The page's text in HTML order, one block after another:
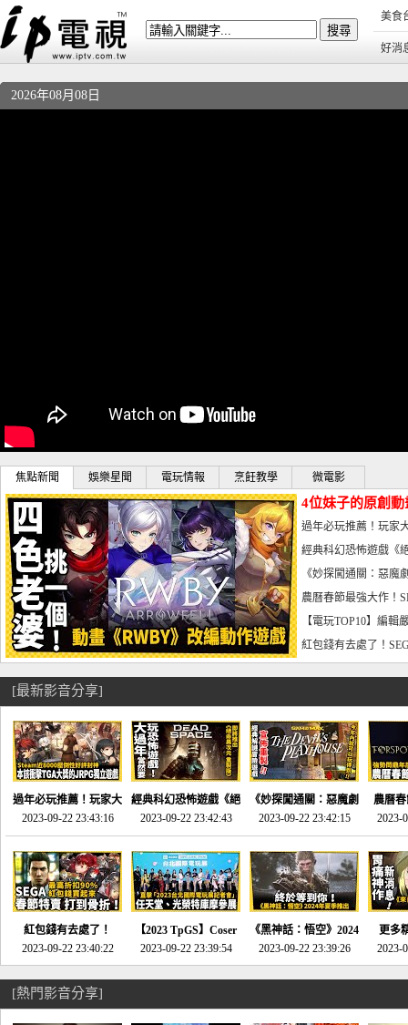
美食
好消
2026年08月08日
焦點新聞 娛樂星聞 電玩情報 烹飪教學 微電影
4位妹子的原創
曝光_電玩宅速配
過年必玩推薦！玩家
宅速配20230126
經典科幻恐怖遊戲《
懼體驗-電玩宅速配
《妙探闖通關：惡
到!!-電玩宅速配
農曆春節最強大作！
電玩宅速配20230123
【電玩TOP10】編
了，封面圖直接雷你
紅包錢有去處了！
宅速配20230119
[最新影音分享]
過年必玩推薦！玩家大
推的JRPG神作《神之
天平》介紹！-電玩宅
速配20230126
2023-09-22 23:43:16
經典科幻恐怖遊戲《絕
命異次元 重製版》重
回「石村號」的恐懼體
驗-電玩宅速配
20230125
2023-09-22 23:42:43
《妙探闖通關：惡魔劇
場》將推出「重製
版」!!!今年就能玩到!!-
電玩宅速配20230124
2023-09-22 23:42:15
農曆
SE社
動作角
電玩宅
2023-
紅包錢有去處了！
SEGA春節特賣 超過85
款遊戲打到骨折-電玩
宅速配20230119
2023-09-22 23:40:22
【2023 TpGS】Coser
和Show Girl搶先看！
直擊展前記者會-電玩
2023-09-22 23:39:54
《黑神話：悟空》2024
年夏季推出！確定不會
延期齁？-電玩宅速配
2023-09-22 23:39:26
更多
《來
金鄉
2023-
[熱門影音分享]